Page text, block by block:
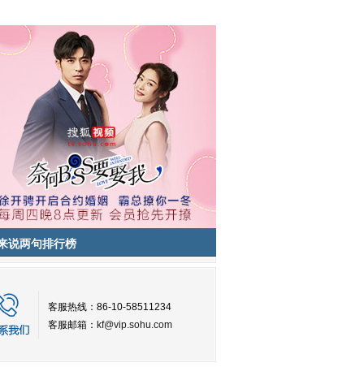
说两句排行榜
客服热线：86-10-58511234
客服邮箱： kf@vip.sohu.com